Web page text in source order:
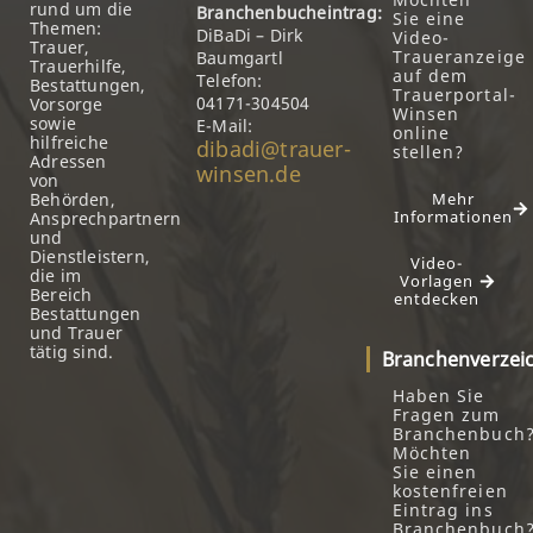
rund um die
Themen:
Trauer,
Trauerhilfe,
Bestattungen,
Vorsorge
sowie
hilfreiche
Adressen
von
Behörden,
Ansprechpartnern
und
Dienstleistern,
die im
Bereich
Bestattungen
und Trauer
tätig sind.
Branchenbucheintrag:
DiBaDi – Dirk
Baumgartl
Telefon:
04171-304504
E-Mail:
dibadi@trauer-
winsen.de
Sie eine
Video-
Traueranzeige
auf dem
Trauerportal-
Winsen
online
stellen?
Mehr
Informationen
Video-
Vorlagen
entdecken
Haben Sie
Fragen zum
Möchten
Sie einen
kostenfreien
Eintrag ins